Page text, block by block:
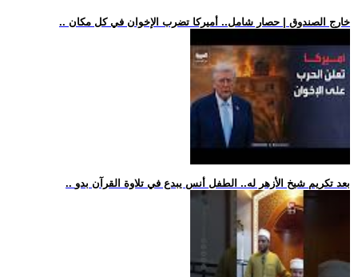
.. خارج الصندوق | حصار شامل.. أميركا تضرب الإخوان في كل مكان
.. بعد تكريم شيخ الأزهر له.. الطفل أنس يبدع في تلاوة القرآن بدو